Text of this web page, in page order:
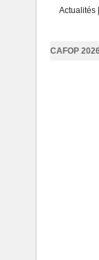
Actualités |
CAFOP